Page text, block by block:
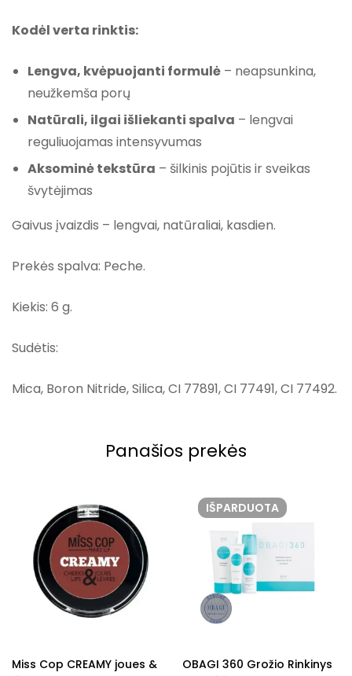
Kodėl verta rinktis:
Lengva, kvėpuojanti formulė – neapsunkina,
neužkemša porų
Natūrali, ilgai išliekanti spalva – lengvai
reguliuojamas intensyvumas
Aksominė tekstūra – šilkinis pojūtis ir sveikas
švytėjimas
Gaivus įvaizdis – lengvai, natūraliai, kasdien.
Prekės spalva: Peche.
Kiekis: 6 g.
Sudėtis:
Mica, Boron Nitride, Silica, CI 77891, CI 77491, CI 77492.
Panašios prekės
Miss Cop CREAMY joues &
IŠPARDUOTA
OBAGI 360 Grožio Rinkinys